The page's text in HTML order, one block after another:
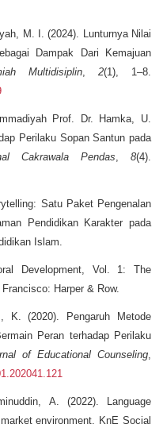
M. I. (2024). Lunturnya Nilai
Dampak Dari Kemajuan
Multidisiplin,2(1), 1–8.
Prof. Dr. Hamka, U.
Perilaku Sopan Santun pada
Cakrawala Pendas,8(4).
Satu Paket Pengenalan
Pendidikan Karakter pada
Islam.
Development, Vol. 1: The
Harper & Row.
K. (2020). Pengaruh Metode
Peran terhadap Perilaku
of Educational Counseling,
A. (2022). Language
environment. KnE Social